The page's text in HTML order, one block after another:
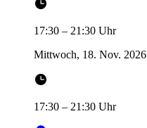
17:30 – 21:30 Uhr
Mittwoch, 18. Nov. 2026
17:30 – 21:30 Uhr